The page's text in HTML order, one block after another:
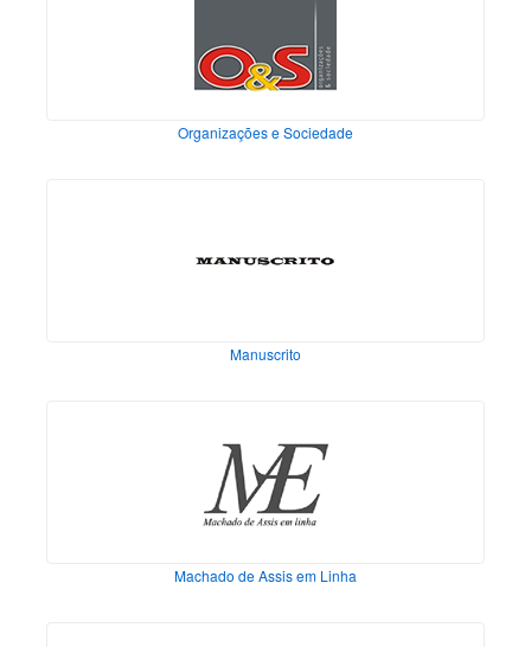
Organizações e Sociedade
Manuscrito
Machado de Assis em Linha